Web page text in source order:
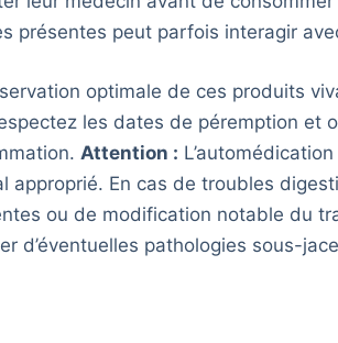
présentes peut parfois interagir
optimale de ces produits
les dates de péremption et
Attention :
approprié. En cas de troubles
ou de modification notable du
d’éventuelles pathologies sous-